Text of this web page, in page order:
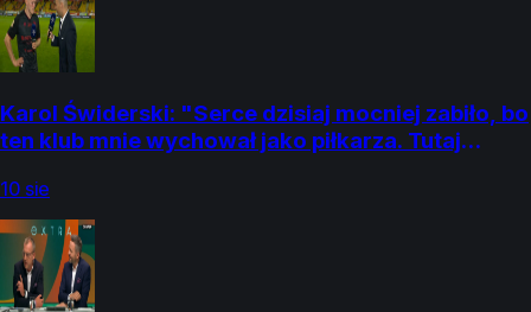
Karol Świderski: "Serce dzisiaj mocniej zabiło, bo
ten klub mnie wychował jako piłkarza. Tutaj
10 sie